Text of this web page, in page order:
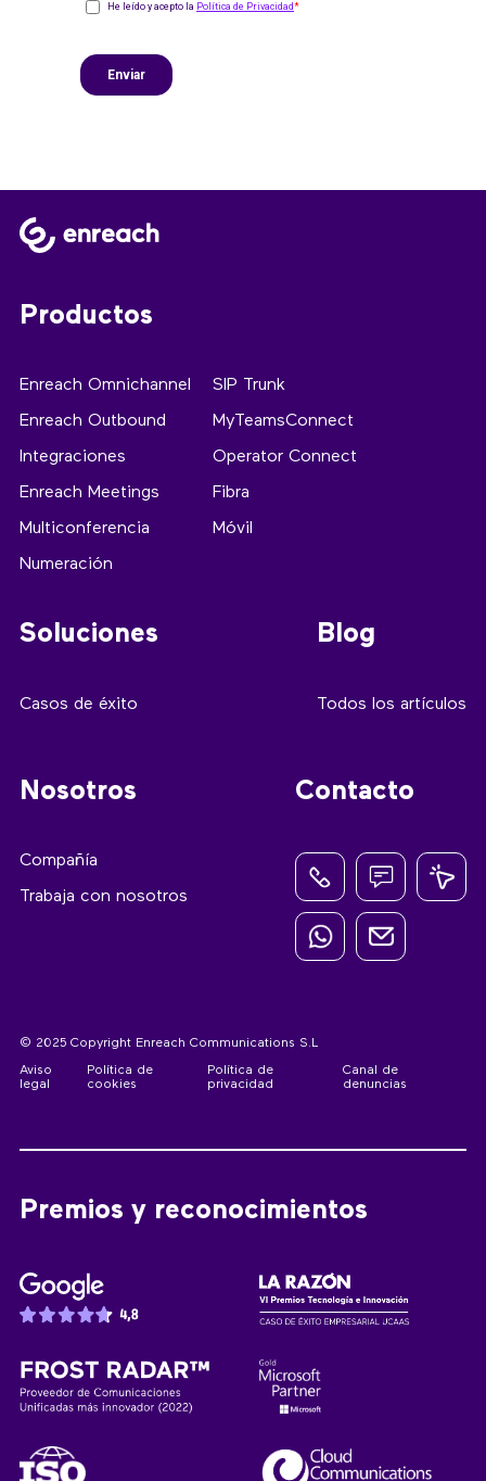
Productos
Enreach Omnichannel
Enreach Outbound
Integraciones
Enreach Meetings
Multiconferencia
Numeración
SIP Trunk
MyTeamsConnect
Operator Connect
Fibra
Móvil
Soluciones
Casos de éxito
Blog
Todos los artículos
Nosotros
Compañía
Trabaja con nosotros
Contacto
© 2025 Copyright Enreach Communications S.L
Aviso
legal
Política de
cookies
Política de
privacidad
Canal de
denuncias
Premios y reconocimientos